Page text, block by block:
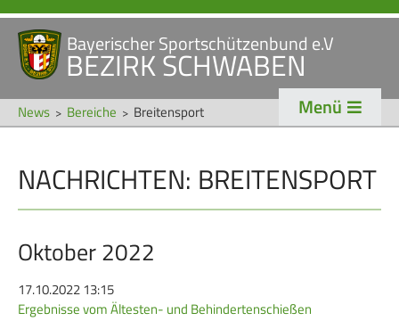
Bayerischer Sportschützenbund e.V
BEZIRK SCHWABEN
News Bereiche Breitensport Menü
NACHRICHTEN: BREITENSPORT
Oktober 2022
17.10.2022 13:15
Ergebnisse vom Ältesten- und Behindertenschießen
Navigation
überspringen
STARTSEITE
VERANSTALTUNGEN
NEWS
überspringen
VERBAND
Veranstaltungen
Bezirk Schwaben
Gaue & Mitglieder
TRADITION
Schützentradition
Oktoberfest